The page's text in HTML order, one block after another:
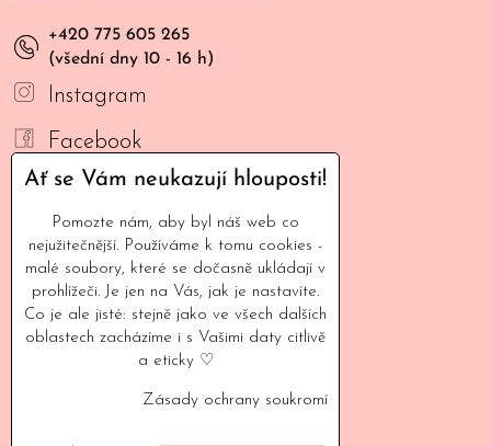
+420 775 605 265
(všední dny 10 - 16 h)
Instagram
Facebook
YouTube
Mail
INFORMACE
Naše filozofie
Kontaktujte nás
Ať se Vám neukazují hlouposti!
Pomozte nám, aby byl náš web co
nejužitečnější. Používáme k tomu cookies -
malé soubory, které se dočasně ukládají v
prohlížeči. Je jen na Vás, jak je nastavíte.
Co je ale jisté: stejně jako ve všech dalších
oblastech zacházíme i s Vašimi daty citlivě
a eticky ♡
Zásady ochrany soukromí